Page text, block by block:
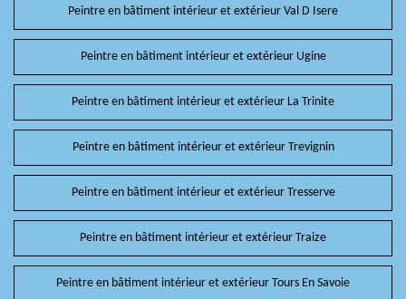
Peintre en bâtiment intérieur et extérieur Val D Isere
Peintre en bâtiment intérieur et extérieur Ugine
Peintre en bâtiment intérieur et extérieur La Trinite
Peintre en bâtiment intérieur et extérieur Trevignin
Peintre en bâtiment intérieur et extérieur Tresserve
Peintre en bâtiment intérieur et extérieur Traize
Peintre en bâtiment intérieur et extérieur Tours En Savoie